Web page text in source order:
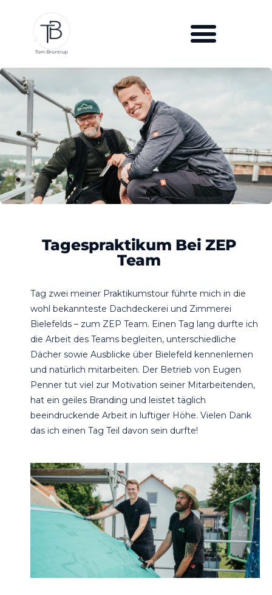
Tagespraktikum Bei ZEP
Team
Tag zwei meiner Praktikumstour führte mich in die
wohl bekannteste Dachdeckerei und Zimmerei
Bielefelds – zum ZEP Team. Einen Tag lang durfte ich
die Arbeit des Teams begleiten, unterschiedliche
Dächer sowie Ausblicke über Bielefeld kennenlernen
und natürlich mitarbeiten. Der Betrieb von Eugen
Penner tut viel zur Motivation seiner Mitarbeitenden,
hat ein geiles Branding und leistet täglich
beeindruckende Arbeit in luftiger Höhe. Vielen Dank
das ich einen Tag Teil davon sein durfte!